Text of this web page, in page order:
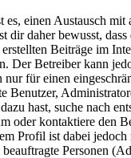
einen Austausch mit
dir daher bewusst, dass
Beiträge im
Der Betreiber kann
nur für einen
Benutzer,
hast, suche nach
oder kontaktiere den
Profil ist dabei jedoch
Personen